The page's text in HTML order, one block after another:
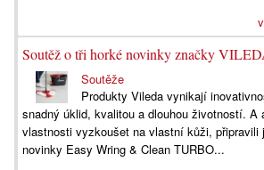
Soutěž o tři horké novinky značky
Soutěže
Produkty Vileda vynikají
snadný úklid, kvalitou a dlouhou životností. A
vlastnosti vyzkoušet na vlastní kůži, připravili
novinky Easy Wring & Clean TURBO...